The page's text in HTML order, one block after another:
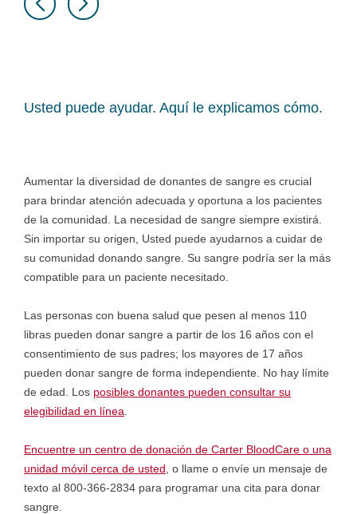
Usted puede ayudar. Aquí le explicamos cómo.
Aumentar la diversidad de donantes de sangre es crucial
para brindar atención adecuada y oportuna a los pacientes
de la comunidad. La necesidad de sangre siempre existirá.
Sin importar su origen, Usted puede ayudarnos a cuidar de
su comunidad donando sangre. Su sangre podría ser la más
compatible para un paciente necesitado.
Las personas con buena salud que pesen al menos 110
libras pueden donar sangre a partir de los 16 años con el
consentimiento de sus padres; los mayores de 17 años
pueden donar sangre de forma independiente. No hay límite
de edad. Los posibles donantes pueden consultar su
elegibilidad en línea
Encuentre un centro de donación de Carter BloodCare o una
unidad móvil cerca de usted , o llame o envíe un mensaje de
texto al 800-366-2834 para programar una cita para donar
sangre.